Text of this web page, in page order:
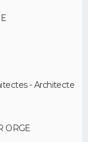
- Architecte
ORGE